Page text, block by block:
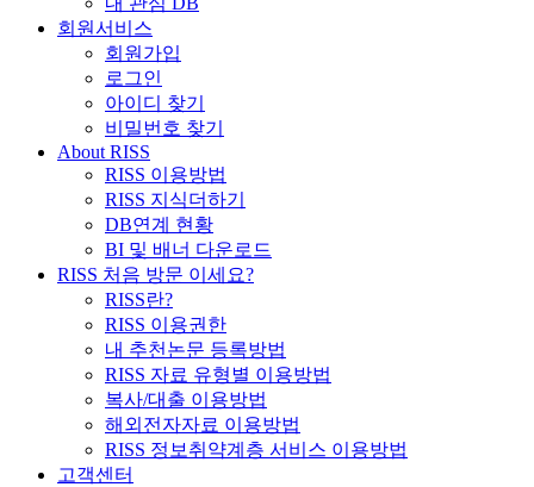
회원서비스
회원가입
로그인
아이디 찾기
비밀번호 찾기
About RISS
RISS 이용방법
RISS 지식더하기
DB연계 현황
BI 및 배너 다운로드
RISS 처음 방문 이세요?
RISS란?
RISS 이용권한
내 추천논문 등록방법
RISS 자료 유형별 이용방법
복사/대출 이용방법
해외전자자료 이용방법
RISS 정보취약계층 서비스 이용방법
고객센터